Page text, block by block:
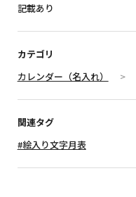
記載あり
カテゴリ
カレンダー（名入れ）
関連タグ
#絵入り文字月表